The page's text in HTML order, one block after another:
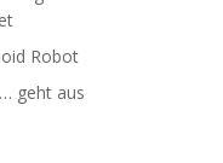
Robot
geht aus